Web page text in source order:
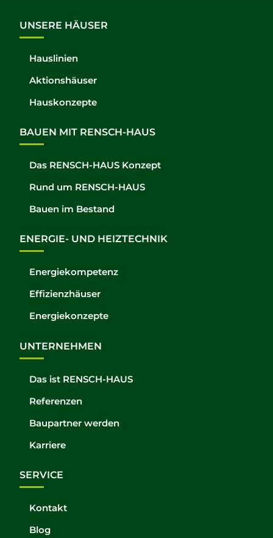
UNSERE HÄUSER
Hauslinien
Aktionshäuser
Hauskonzepte
BAUEN MIT RENSCH-HAUS
Das RENSCH-HAUS Konzept
Rund um RENSCH-HAUS
Bauen im Bestand
ENERGIE- UND HEIZTECHNIK
Energiekompetenz
Effizienzhäuser
Energiekonzepte
UNTERNEHMEN
Das ist RENSCH-HAUS
Referenzen
Baupartner werden
Karriere
SERVICE
Kontakt
Blog